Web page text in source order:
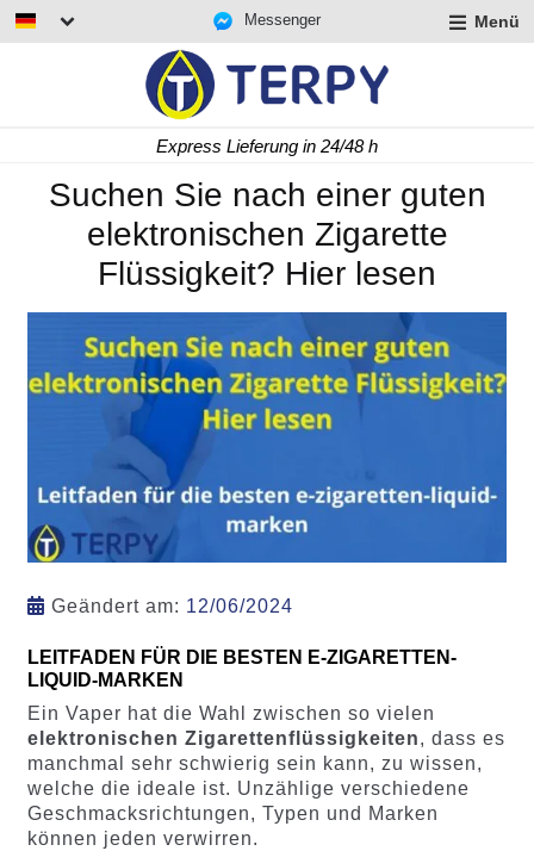
Messenger Menü
Express Lieferung in 24/48 h
Suchen Sie nach einer guten
elektronischen Zigarette
Flüssigkeit? Hier lesen
Geändert am: 12/06/2024
LEITFADEN FÜR DIE BESTEN E-ZIGARETTEN-
LIQUID-MARKEN
Ein Vaper hat die Wahl zwischen so vielen
elektronischen Zigarettenflüssigkeiten, dass es
manchmal sehr schwierig sein kann, zu wissen,
welche die ideale ist. Unzählige verschiedene
Geschmacksrichtungen, Typen und Marken
können jeden verwirren.